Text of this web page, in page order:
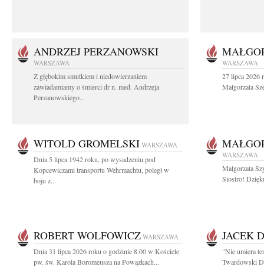
ANDRZEJ PERZANOWSKI
WARSZAWA
Z głębokim smutkiem i niedowierzaniem
zawiadamiamy o śmierci dr n. med. Andrzeja
Perzanowskiego...
WARSZAWA
27 lipca 2026
Małgorzata
WITOLD GROMELSKI WARSZAWA
Dnia 5 lipca 1942 roku, po wysadzeniu pod
Kopcewiczami transportu Wehrmachtu, poległ w
boju z...
WARSZAWA
Małgorzata
Siostro!
ROBERT WOLFOWICZ WARSZAWA
Dnia 31 lipca 2026 roku o godzinie 8.00 w Kościele
pw. św. Karola Boromeusza na Powązkach...
JACEK
"Nie umiera
Twardowski